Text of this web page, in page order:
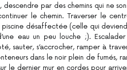
descendre par des chemins qui ne
le chemin. Traverser le
piscine désaffectée (celle qui
eau un peu louche ;).
sauter, s’accrocher, ramper à
dans le noir plein de fumés,
le dernier mur en cordes pour